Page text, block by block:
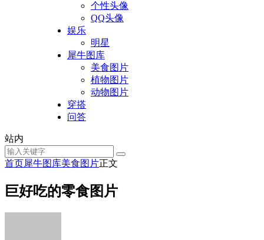
个性头像
QQ头像
娱乐
明星
犀牛图库
美食图片
植物图片
动物图片
穿搭
问答
站内
首页犀牛图库美食图片正文
巨好吃的零食图片